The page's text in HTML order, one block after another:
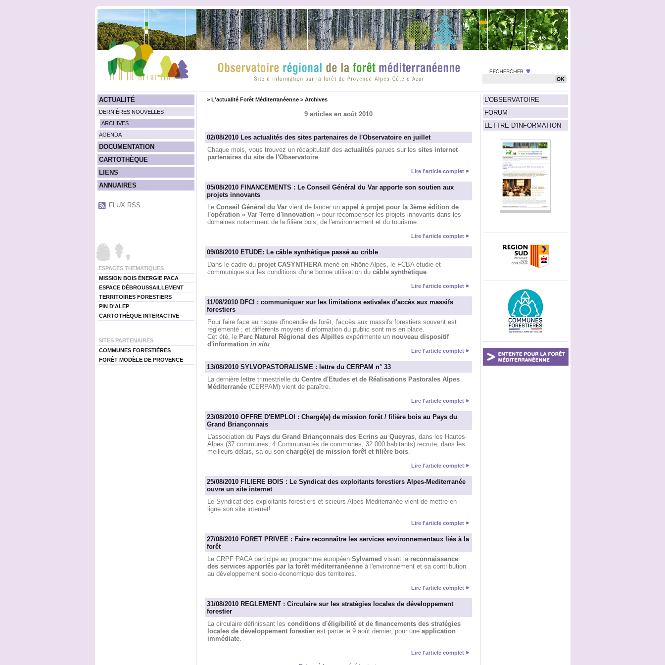
ACTUALITÉ
DERNIÈRES NOUVELLES
ARCHIVES
AGENDA
DOCUMENTATION
CARTOTHÈQUE
LIENS
ANNUAIRES
FLUX RSS
ESPACES THEMATIQUES
MISSION BOIS ÉNERGIE PACA
ESPACE DÉBROUSSAILLEMENT
TERRITOIRES FORESTIERS
PIN D'ALEP
CARTOTHÈQUE INTERACTIVE
SITES PARTENAIRES
COMMUNES FORESTIÈRES
FORÊT MODÈLE DE PROVENCE
L'OBSERVATOIRE
FORUM
LETTRE D'INFORMATION
> L'actualité Forêt Méditerranéenne> Archives
9 articles en août 2010
02/08/2010 Les actualités des sites partenaires de l'Observatoire en juillet
Chaque mois, vous trouvez un récapitulatif des actualitésparues sur les sites internet
partenaires du site de l'Observatoire.
Lire l'article complet
05/08/2010 FINANCEMENTS : Le Conseil Général du Var apporte son soutien aux
projets innovants
Le Conseil Général du Varvient de lancer un appel à projet pour la 3ème édition de
l'opération « Var Terre d'Innovation »pour récompenser les projets innovants dans les
domaines notamment de la filière bois, de l'environnement et du tourisme.
Lire l'article complet
09/08/2010 ETUDE: Le câble synthétique passé au crible
Dans le cadre du projet CASYNTHERAmené en Rhône Alpes, le FCBA étudie et
communique sur les conditions d'une bonne utilisation du câble synthétique.
Lire l'article complet
11/08/2010 DFCI : communiquer sur les limitations estivales d'accès aux massifs
forestiers
Pour faire face au risque d'incendie de forêt, l'accès aux massifs forestiers souvent est
réglementé ; et différents moyens d'information du public sont mis en place.
Cet été, le Parc Naturel Régional des Alpillesexpérimente un nouveau dispositif
d'information in situ.
Lire l'article complet
13/08/2010 SYLVOPASTORALISME : lettre du CERPAM n° 33
La dernière lettre trimestrielle du Centre d'Etudes et de Réalisations Pastorales Alpes
Méditerranée(CERPAM) vient de paraître.
Lire l'article complet
23/08/2010 OFFRE D'EMPLOI : Chargé(e) de mission forêt / filière bois au Pays du
Grand Briançonnais
L'association du Pays du Grand Briançonnais des Ecrins au Queyras, dans les Hautes-
Alpes (37 communes, 4 Communautés de communes, 32.000 habitants) recrute, dans les
meilleurs délais, sa ou son chargé(e) de mission forêt et filière bois.
Lire l'article complet
25/08/2010 FILIERE BOIS : Le Syndicat des exploitants forestiers Alpes-Mediterranée
ouvre un site internet
Le Syndicat des exploitants forestiers et scieurs Alpes-Méditerranée vient de mettre en
ligne son site internet!
Lire l'article complet
27/08/2010 FORET PRIVEE : Faire reconnaître les services environnementaux liés à la
forêt
Le CRPF PACA participe au programme européen Sylvamed visant la reconnaissance
des services apportés par la forêt méditerranéenneà l'environnement et sa contribution
au développement socio-économique des territoires.
Lire l'article complet
31/08/2010 REGLEMENT : Circulaire sur les stratégies locales de développement
forestier
La circulaire définissant les conditions d'éligibilité et de financements des stratégies
locales de développement forestierest parue le 9 août dernier, pour une application
immédiate.
Lire l'article complet